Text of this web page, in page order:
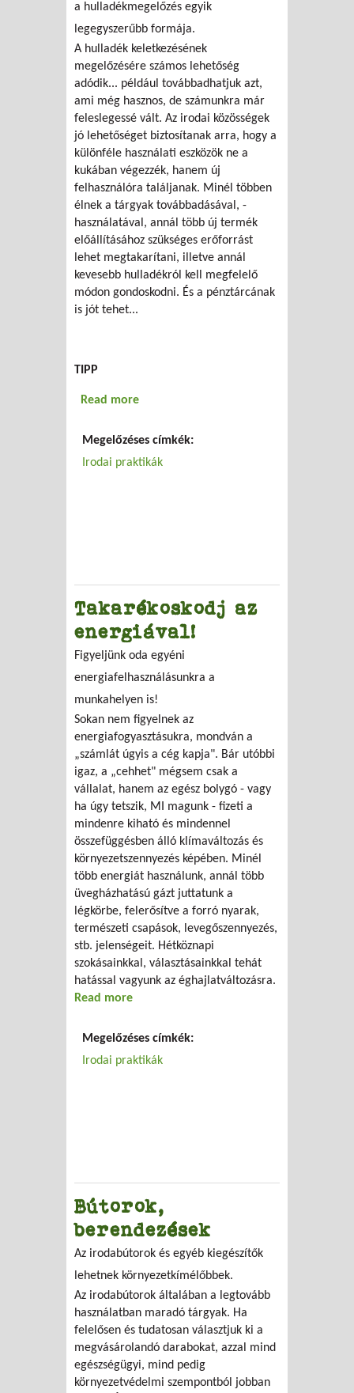
a hulladékmegelőzés egyik
legegyszerűbb formája.
A hulladék keletkezésének
megelőzésére számos lehetőség
adódik... például továbbadhatjuk azt,
ami még hasznos, de számunkra már
feleslegessé vált. Az irodai közösségek
jó lehetőséget biztosítanak arra, hogy a
különféle használati eszközök ne a
kukában végezzék, hanem új
felhasználóra találjanak. Minél többen
élnek a tárgyak továbbadásával, -
használatával, annál több új termék
előállításához szükséges erőforrást
lehet megtakarítani, illetve annál
kevesebb hulladékról kell megfelelő
módon gondoskodni. És a pénztárcának
is jót tehet...
TIPP
Read more
Megelőzéses címkék:
Irodai praktikák
Takarékoskodj az
energiával!
Figyeljünk oda egyéni
energiafelhasználásunkra a
munkahelyen is!
Sokan nem figyelnek az
energiafogyasztásukra, mondván a
„számlát úgyis a cég kapja". Bár utóbbi
igaz, a „cehhet" mégsem csak a
vállalat, hanem az egész bolygó - vagy
ha úgy tetszik, MI magunk - fizeti a
mindenre kiható és mindennel
összefüggésben álló klímaváltozás és
környezetszennyezés képében. Minél
több energiát használunk, annál több
üvegházhatású gázt juttatunk a
légkörbe, felerősítve a forró nyarak,
természeti csapások, levegőszennyezés,
stb. jelenségeit. Hétköznapi
szokásainkkal, választásainkkal tehát
hatással vagyunk az éghajlatváltozásra.
Read more
Megelőzéses címkék:
Irodai praktikák
Bútorok,
berendezések
Az irodabútorok és egyéb kiegészítők
lehetnek környezetkímélőbbek.
Az irodabútorok általában a legtovább
használatban maradó tárgyak. Ha
felelősen és tudatosan választjuk ki a
megvásárolandó darabokat, azzal mind
egészségügyi, mind pedig
környezetvédelmi szempontból jobban